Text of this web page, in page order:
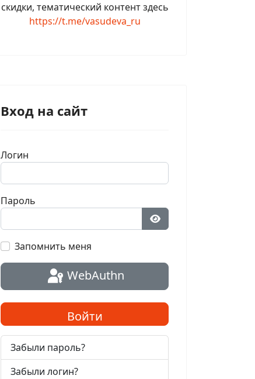
скидки, тематический контент здесь
https://t.me/vasudeva_ru
Вход на сайт
Логин
Пароль
Показать пароль
Запомнить меня
WebAuthn
Войти
Забыли пароль?
Забыли логин?